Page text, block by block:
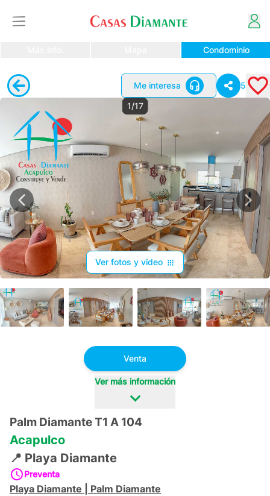
Condominio
5
1/17
Ver fotos y video
Venta
Ver más información
Palm Diamante T1 A 104
Acapulco
📍 Playa Diamante
Preventa
Playa Diamante
Palm Diamante